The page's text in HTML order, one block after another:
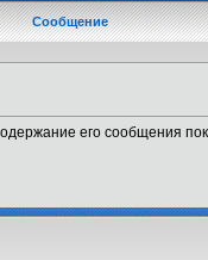
Сообщение
его сообщения